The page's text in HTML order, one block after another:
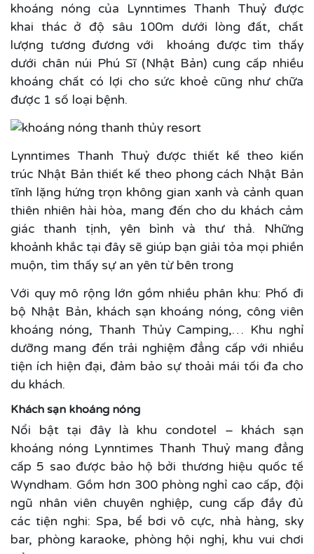
khoáng nóng của Lynntimes Thanh Thuỷ được
khai thác ở độ sâu 100m dưới lòng đất, chất
lượng tương đương với khoáng được tìm thấy
dưới chân núi Phú Sĩ (Nhật Bản) cung cấp nhiều
khoáng chất có lợi cho sức khoẻ cũng như chữa
được 1 số loại bệnh.
Lynntimes Thanh Thuỷ được thiết kế theo kiến
trúc Nhật Bản thiết kế theo phong cách Nhật Bản
tĩnh lặng hứng trọn không gian xanh và cảnh quan
thiên nhiên hài hòa, mang đến cho du khách cảm
giác thanh tịnh, yên bình và thư thả. Những
khoảnh khắc tại đây sẽ giúp bạn giải tỏa mọi phiền
muộn, tìm thấy sự an yên từ bên trong
Với quy mô rộng lớn gồm nhiều phân khu: Phố đi
bộ Nhật Bản, khách sạn khoáng nóng, công viên
khoáng nóng, Thanh Thủy Camping,… Khu nghỉ
dưỡng mang đến trải nghiệm đẳng cấp với nhiều
tiện ích hiện đại, đảm bảo sự thoải mái tối đa cho
du khách.
Khách sạn khoáng nóng
Nổi bật tại đây là khu condotel – khách sạn
khoáng nóng Lynntimes Thanh Thuỷ mang đẳng
cấp 5 sao được bảo hộ bởi thương hiệu quốc tế
Wyndham. Gồm hơn 300 phòng nghỉ cao cấp, đội
ngũ nhân viên chuyên nghiệp, cung cấp đầy đủ
các tiện nghi: Spa, bể bơi vô cực, nhà hàng, sky
bar, phòng karaoke, phòng hội nghị, khu vui chơi